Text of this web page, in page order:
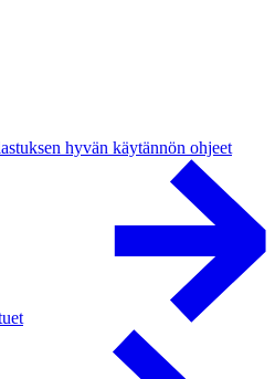
hyvän käytännön ohjeet